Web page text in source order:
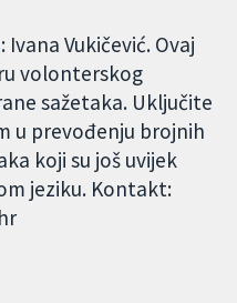
Vukičević. Ovaj
volonterskog
sažetaka. Uključite
u prevođenju brojnih
koji su još uvijek
jeziku. Kontakt: